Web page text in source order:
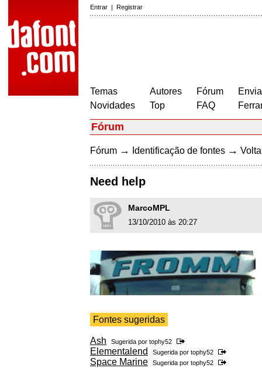
Entrar | Registrar
Temas
Novidades
Autores
Top
Fórum
FAQ
Fórum
Fórum → Identificação de fontes →
Need help
MarcoMPL
13/10/2010 às 20:27
Fontes sugeridas
Ash Sugerida por tophy52
Elementalend Sugerida por tophy52
Space Marine Sugerida por tophy52